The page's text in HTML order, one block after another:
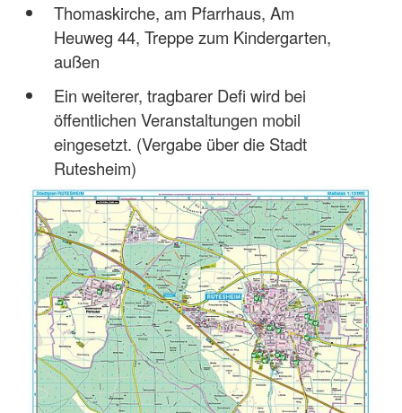
Thomaskirche, am Pfarrhaus, Am
Heuweg 44, Treppe zum Kindergarten,
außen
Ein weiterer, tragbarer Defi wird bei
öffentlichen Veranstaltungen mobil
eingesetzt. (Vergabe über die Stadt
Rutesheim)